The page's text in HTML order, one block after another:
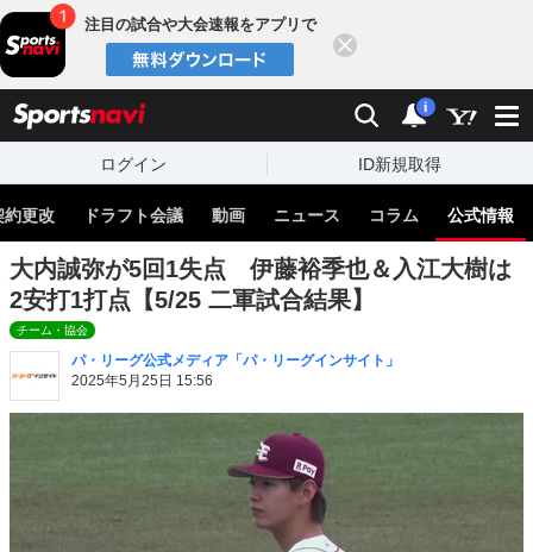
注目の試合や大会速報をアプリで
検索 通知
i
ログイン ID新規取得
約更改 ドラフト会議 動画 ニュース コラム 公式情報
大内誠弥が5回1失点 伊藤裕季也＆入江大樹は
2安打1打点【5/25 二軍試合結果】
チーム・協会
パ・リーグ公式メディア「パ・リーグインサイト」
2025年5月25日 15:56